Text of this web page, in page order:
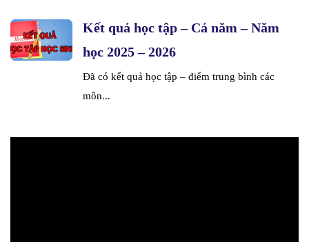
Kết quả học tập – Cả năm – Năm
học 2025 – 2026
Đã có kết quả học tập – điểm trung bình các
môn...